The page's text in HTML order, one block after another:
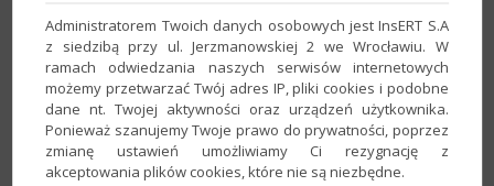
szumy podczas pobierania danych?
Program:Gestor GT, Gratyfikant GT,InsERT GT,Rachmistrz
GT ,Rewizor GT,Subiekt GT
Kategoria:Parametry,Pomoc techniczna
InsERT GT – Jak ustawić domyślną nazwę dla
Administratorem Twoich danych osobowych jest InsERT S.A
z siedzibą przy ul. Jerzmanowskiej 2 we Wrocławiu. W
ramach odwiedzania naszych serwisów internetowych
możemy przetwarzać Twój adres IP, pliki cookies i podobne
dane nt. Twojej aktywności oraz urządzeń użytkownika.
Ponieważ szanujemy Twoje prawo do prywatności, poprzez
zmianę ustawień umożliwiamy Ci rezygnację z
akceptowania plików cookies, które nie są niezbędne.